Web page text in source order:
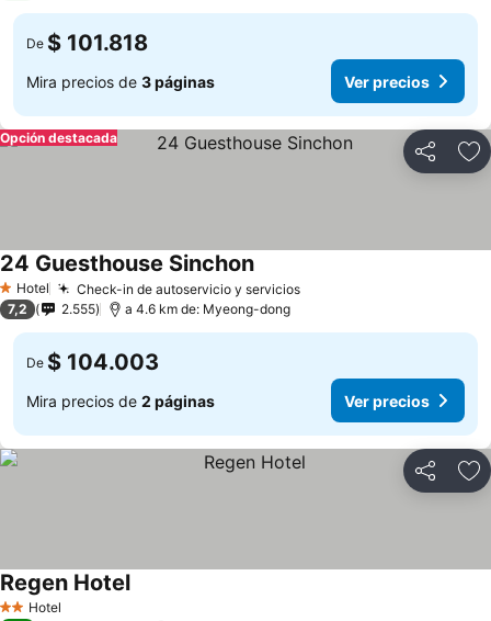
De $ 101.818
Mira precios de 3 páginas Ver precios
Compartir
Opción destacada
1 Estrellas
Hotel Check-in de autoservicio y servicios
24 Guesthouse Sinchon
7,2 2.555 a 4.6 km de: Myeong-dong
De $ 104.003
Mira precios de 2 páginas Ver precios
Compartir
2 Estrellas
Hotel
Regen Hotel